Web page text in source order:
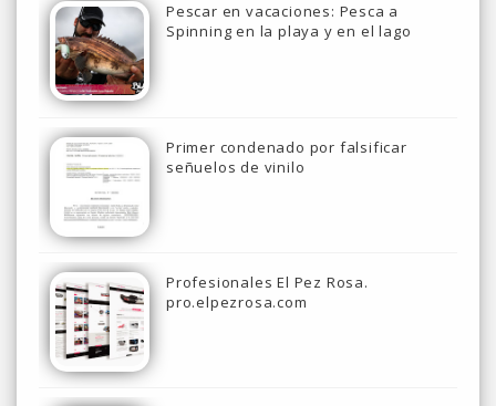
Pescar en vacaciones: Pesca a
Spinning en la playa y en el lago
Primer condenado por falsificar
señuelos de vinilo
Profesionales El Pez Rosa.
pro.elpezrosa.com